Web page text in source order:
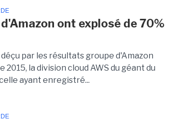
ont explosé de 70%
par les résultats groupe d'Amazon
la division cloud AWS du géant du
ayant enregistré...